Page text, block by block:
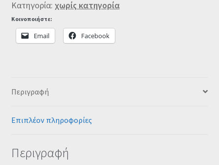
Κατηγορία: χωρίς κατηγορία
Κοινοποιήστε:
Email Facebook
Περιγραφή
Επιπλέον πληροφορίες
Περιγραφή